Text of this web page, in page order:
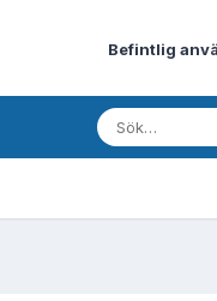
Befintlig